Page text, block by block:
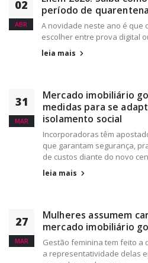
02
ABR
período de quarentena
A novidade neste ano é que
escolher entre prova digital
leia mais
31
MAR
Mercado imobiliário
medidas para se
isolamento social
Incorporadoras têm
que garantam segurança,
de custos diante do novo
leia mais
27
MAR
Mulheres assumem
mercado imobiliário
Gestão feminina tem feito a
a representatividade delas